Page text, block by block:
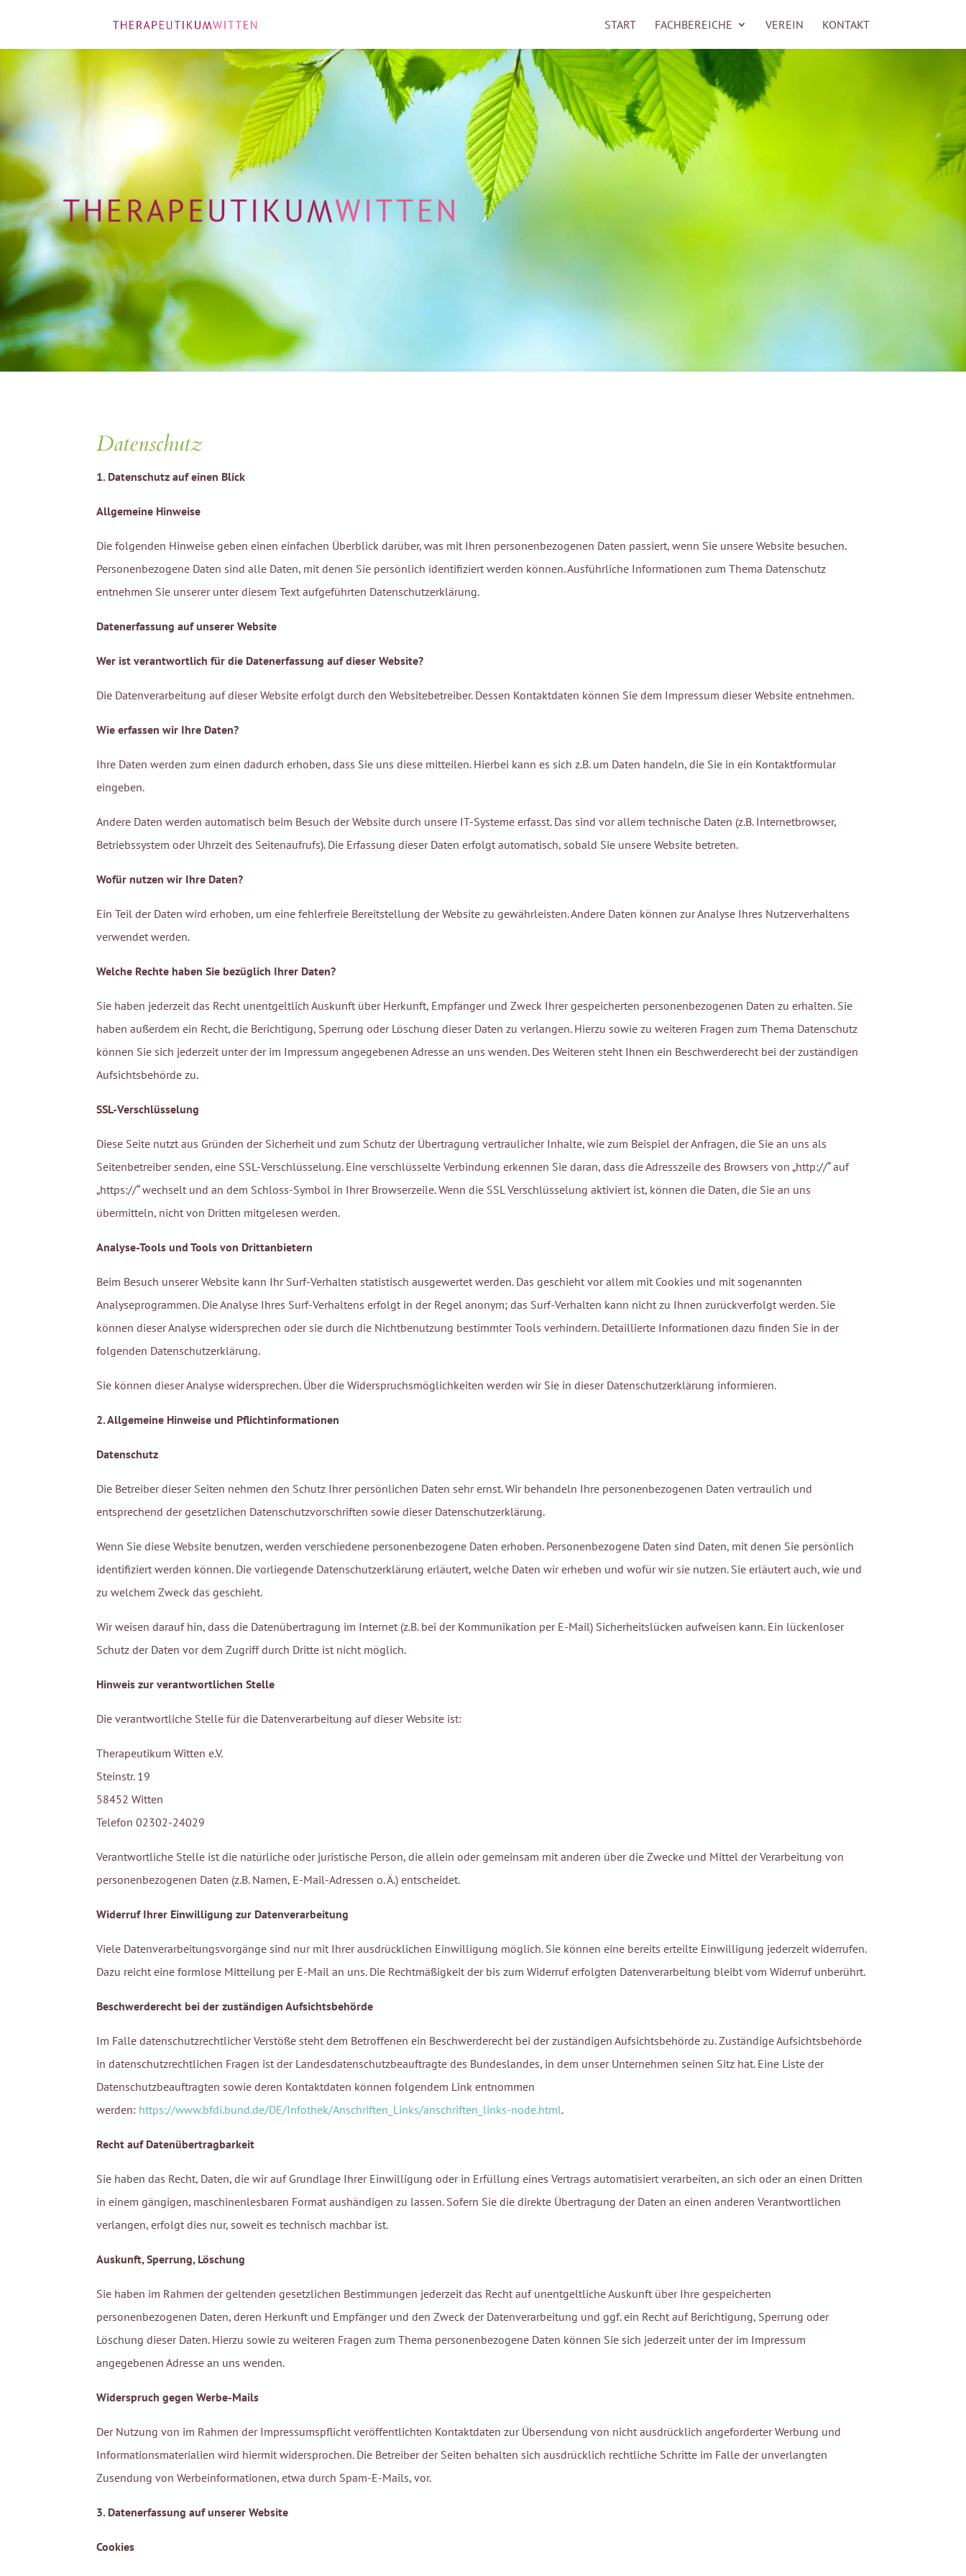
START FACHBEREICHE VEREIN KONTAKT
Datenschutz
1. Datenschutz auf einen Blick
Allgemeine Hinweise
Die folgenden Hinweise geben einen einfachen Überblick darüber, was mit Ihren personenbezogenen Daten passiert, wenn Sie unsere Website besuchen.
Personenbezogene Daten sind alle Daten, mit denen Sie persönlich identifiziert werden können. Ausführliche Informationen zum Thema Datenschutz
entnehmen Sie unserer unter diesem Text aufgeführten Datenschutzerklärung.
Datenerfassung auf unserer Website
Wer ist verantwortlich für die Datenerfassung auf dieser Website?
Die Datenverarbeitung auf dieser Website erfolgt durch den Websitebetreiber. Dessen Kontaktdaten können Sie dem Impressum dieser Website entnehmen.
Wie erfassen wir Ihre Daten?
Ihre Daten werden zum einen dadurch erhoben, dass Sie uns diese mitteilen. Hierbei kann es sich z.B. um Daten handeln, die Sie in ein Kontaktformular
eingeben.
Andere Daten werden automatisch beim Besuch der Website durch unsere IT-Systeme erfasst. Das sind vor allem technische Daten (z.B. Internetbrowser,
Betriebssystem oder Uhrzeit des Seitenaufrufs). Die Erfassung dieser Daten erfolgt automatisch, sobald Sie unsere Website betreten.
Wofür nutzen wir Ihre Daten?
Ein Teil der Daten wird erhoben, um eine fehlerfreie Bereitstellung der Website zu gewährleisten. Andere Daten können zur Analyse Ihres Nutzerverhaltens
verwendet werden.
Welche Rechte haben Sie bezüglich Ihrer Daten?
Sie haben jederzeit das Recht unentgeltlich Auskunft über Herkunft, Empfänger und Zweck Ihrer gespeicherten personenbezogenen Daten zu erhalten. Sie
haben außerdem ein Recht, die Berichtigung, Sperrung oder Löschung dieser Daten zu verlangen. Hierzu sowie zu weiteren Fragen zum Thema Datenschutz
können Sie sich jederzeit unter der im Impressum angegebenen Adresse an uns wenden. Des Weiteren steht Ihnen ein Beschwerderecht bei der zuständigen
Aufsichtsbehörde zu.
SSL-Verschlüsselung
Diese Seite nutzt aus Gründen der Sicherheit und zum Schutz der Übertragung vertraulicher Inhalte, wie zum Beispiel der Anfragen, die Sie an uns als
Seitenbetreiber senden, eine SSL-Verschlüsselung. Eine verschlüsselte Verbindung erkennen Sie daran, dass die Adresszeile des Browsers von „http://“ auf
„https://“ wechselt und an dem Schloss-Symbol in Ihrer Browserzeile. Wenn die SSL Verschlüsselung aktiviert ist, können die Daten, die Sie an uns
übermitteln, nicht von Dritten mitgelesen werden.
Analyse-Tools und Tools von Drittanbietern
Beim Besuch unserer Website kann Ihr Surf-Verhalten statistisch ausgewertet werden. Das geschieht vor allem mit Cookies und mit sogenannten
Analyseprogrammen. Die Analyse Ihres Surf-Verhaltens erfolgt in der Regel anonym; das Surf-Verhalten kann nicht zu Ihnen zurückverfolgt werden. Sie
können dieser Analyse widersprechen oder sie durch die Nichtbenutzung bestimmter Tools verhindern. Detaillierte Informationen dazu finden Sie in der
folgenden Datenschutzerklärung.
Sie können dieser Analyse widersprechen. Über die Widerspruchsmöglichkeiten werden wir Sie in dieser Datenschutzerklärung informieren.
2. Allgemeine Hinweise und Pflichtinformationen
Datenschutz
Die Betreiber dieser Seiten nehmen den Schutz Ihrer persönlichen Daten sehr ernst. Wir behandeln Ihre personenbezogenen Daten vertraulich und
entsprechend der gesetzlichen Datenschutzvorschriften sowie dieser Datenschutzerklärung.
Wenn Sie diese Website benutzen, werden verschiedene personenbezogene Daten erhoben. Personenbezogene Daten sind Daten, mit denen Sie persönlich
identifiziert werden können. Die vorliegende Datenschutzerklärung erläutert, welche Daten wir erheben und wofür wir sie nutzen. Sie erläutert auch, wie und
zu welchem Zweck das geschieht.
Wir weisen darauf hin, dass die Datenübertragung im Internet (z.B. bei der Kommunikation per E-Mail) Sicherheitslücken aufweisen kann. Ein lückenloser
Schutz der Daten vor dem Zugriff durch Dritte ist nicht möglich.
Hinweis zur verantwortlichen Stelle
Die verantwortliche Stelle für die Datenverarbeitung auf dieser Website ist:
Therapeutikum Witten e.V.
Steinstr. 19
58452 Witten
Telefon 02302-24029
Verantwortliche Stelle ist die natürliche oder juristische Person, die allein oder gemeinsam mit anderen über die Zwecke und Mittel der Verarbeitung von
personenbezogenen Daten (z.B. Namen, E-Mail-Adressen o. Ä.) entscheidet.
Widerruf Ihrer Einwilligung zur Datenverarbeitung
Viele Datenverarbeitungsvorgänge sind nur mit Ihrer ausdrücklichen Einwilligung möglich. Sie können eine bereits erteilte Einwilligung jederzeit widerrufen.
Dazu reicht eine formlose Mitteilung per E-Mail an uns. Die Rechtmäßigkeit der bis zum Widerruf erfolgten Datenverarbeitung bleibt vom Widerruf unberührt.
Beschwerderecht bei der zuständigen Aufsichtsbehörde
Im Falle datenschutzrechtlicher Verstöße steht dem Betroffenen ein Beschwerderecht bei der zuständigen Aufsichtsbehörde zu. Zuständige Aufsichtsbehörde
in datenschutzrechtlichen Fragen ist der Landesdatenschutzbeauftragte des Bundeslandes, in dem unser Unternehmen seinen Sitz hat. Eine Liste der
Datenschutzbeauftragten sowie deren Kontaktdaten können folgendem Link entnommen
werden: https://www.bfdi.bund.de/DE/Infothek/Anschriften_Links/anschriften_links-node.html.
Recht auf Datenübertragbarkeit
Sie haben das Recht, Daten, die wir auf Grundlage Ihrer Einwilligung oder in Erfüllung eines Vertrags automatisiert verarbeiten, an sich oder an einen Dritten
in einem gängigen, maschinenlesbaren Format aushändigen zu lassen. Sofern Sie die direkte Übertragung der Daten an einen anderen Verantwortlichen
verlangen, erfolgt dies nur, soweit es technisch machbar ist.
Auskunft, Sperrung, Löschung
Sie haben im Rahmen der geltenden gesetzlichen Bestimmungen jederzeit das Recht auf unentgeltliche Auskunft über Ihre gespeicherten
personenbezogenen Daten, deren Herkunft und Empfänger und den Zweck der Datenverarbeitung und ggf. ein Recht auf Berichtigung, Sperrung oder
Löschung dieser Daten. Hierzu sowie zu weiteren Fragen zum Thema personenbezogene Daten können Sie sich jederzeit unter der im Impressum
angegebenen Adresse an uns wenden.
Widerspruch gegen Werbe-Mails
Der Nutzung von im Rahmen der Impressumspflicht veröffentlichten Kontaktdaten zur Übersendung von nicht ausdrücklich angeforderter Werbung und
Informationsmaterialien wird hiermit widersprochen. Die Betreiber der Seiten behalten sich ausdrücklich rechtliche Schritte im Falle der unverlangten
Zusendung von Werbeinformationen, etwa durch Spam-E-Mails, vor.
3. Datenerfassung auf unserer Website
Cookies